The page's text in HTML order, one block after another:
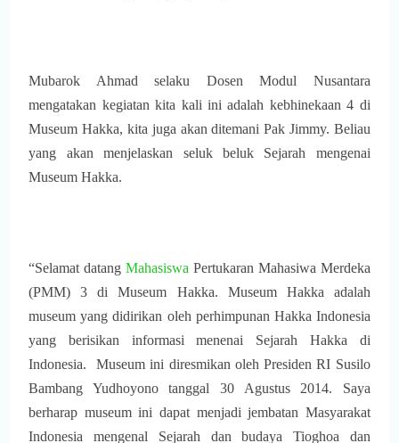
Mubarok Ahmad selaku Dosen Modul Nusantara
mengatakan kegiatan kita kali ini adalah kebhinekaan 4 di
Museum Hakka, kita juga akan ditemani Pak Jimmy. Beliau
yang akan menjelaskan seluk beluk Sejarah mengenai
Museum Hakka.
“Selamat datangMahasiswa Pertukaran Mahasiwa Merdeka
(PMM) 3 di Museum Hakka. Museum Hakka adalah
museum yang didirikan oleh perhimpunan Hakka Indonesia
yang berisikan informasi menenai Sejarah Hakka di
Indonesia. Museum ini diresmikan oleh Presiden RI Susilo
Bambang Yudhoyono tanggal 30 Agustus 2014. Saya
berharap museum ini dapat menjadi jembatan Masyarakat
Indonesia mengenal Sejarah dan budaya Tioghoa dan